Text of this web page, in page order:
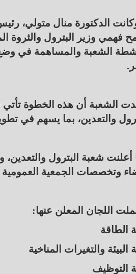
الدكتورة منال متولي،
فهمي وزير البترول والثروة
الشعبة والمساهمة في وضع
الشعبة أن هذه الخطوة تأتي
والتعدين، بما يسهم في
أعلنت شعبة البترول والتعدين،
وتخصصات الجمعية
اللجان المعلن عنها:
الطاقة
البيئة والتغيرات المناخية
التوظيف